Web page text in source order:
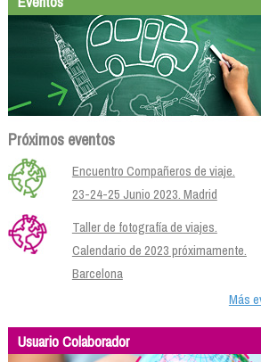
Próximos eventos
Encuentro Compañeros de viaje.
23-24-25 Junio 2023. Madrid
Taller de fotografía de viajes.
Calendario de 2023 próximamente.
Barcelona
Más
Usuario Colaborador